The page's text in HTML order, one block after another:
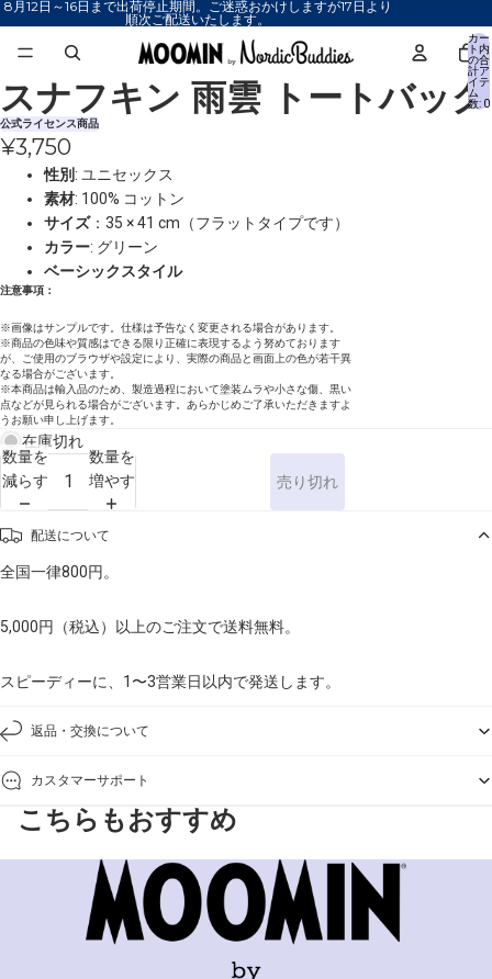
8月12日～16日まで出荷停止期間。ご迷惑おかけしますが17日より
順次ご配送いたします。
カー
ト内
の合
計ア
イテ
ム
数: 0
画
像
を
示
画
像
を
示
スナフキン 雨雲 トートバッグ
公式ライセンス商品
¥3,750
性別: ユニセックス
素材: 100% コットン
サイズ：35 × 41 cm （フラットタイプです）
カラー: グリーン
ベーシックスタイル
注意事項：
※画像はサンプルです。仕様は予告なく変更される場合があります。
※商品の色味や質感はできる限り正確に表現するよう努めております
が、ご使用のブラウザや設定により、実際の商品と画面上の色が若干異
なる場合がございます。
※本商品は輸入品のため、製造過程において塗装ムラや小さな傷、黒い
点などが見られる場合がございます。あらかじめご了承いただきますよ
うお願い申し上げます。
在庫切れ
数量を
減らす
数量を
増やす
売り切れ
配送について
全国一律800円。
5,000円（税込）以上のご注文で送料無料。
スピーディーに、1〜3営業日以内で発送します。
返品・交換について
カスタマーサポート
こちらもおすすめ